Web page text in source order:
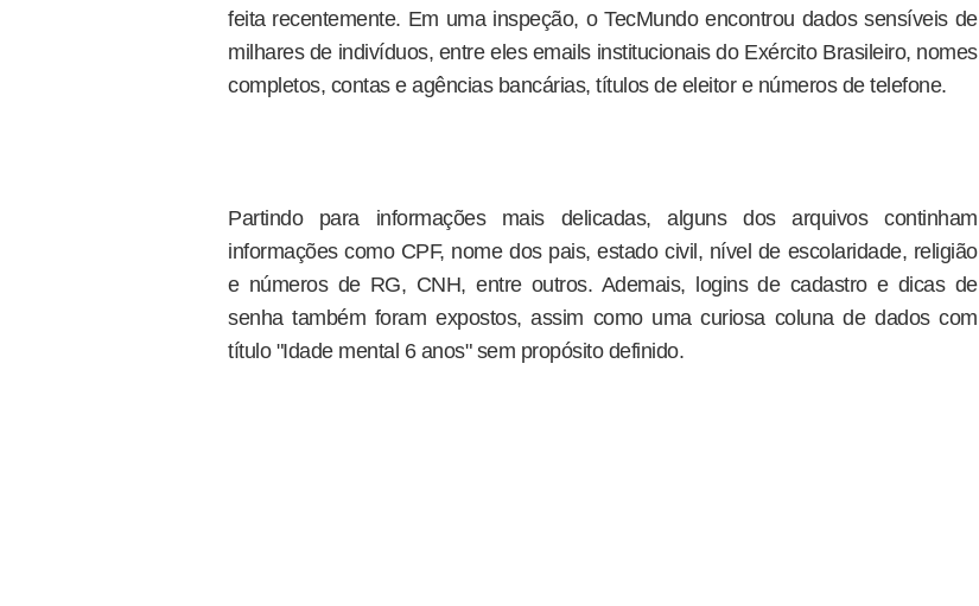
feita recentemente. Em uma inspeção, o TecMundo encontrou dados sensíveis de
milhares de indivíduos, entre eles emails institucionais do Exército Brasileiro, nomes
completos, contas e agências bancárias, títulos de eleitor e números de telefone.
Partindo para informações mais delicadas, alguns dos arquivos continham
informações como CPF, nome dos pais, estado civil, nível de escolaridade, religião
e números de RG, CNH, entre outros. Ademais, logins de cadastro e dicas de
senha também foram expostos, assim como uma curiosa coluna de dados com
título "Idade mental 6 anos" sem propósito definido.